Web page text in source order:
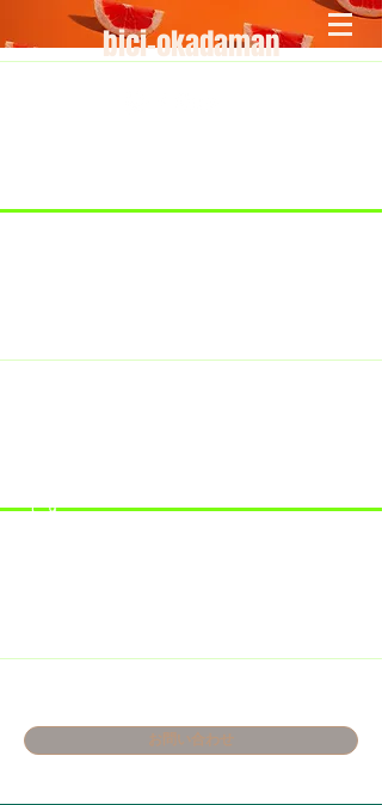
bici-okadaman
です
お問い合わせ